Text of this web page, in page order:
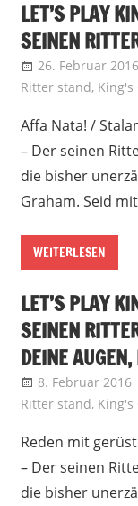
LET’S PLAY
SEINEN
26. Februar 2016
Ritter stand, King's
Affa Nata! /
– Der seinen
die bisher
Graham. Seid
WEITERLESEN
LET’S PLAY
SEINEN
DEINE
8. Februar 2016
Ritter stand, King's
Reden mit
– Der seinen
die bisher